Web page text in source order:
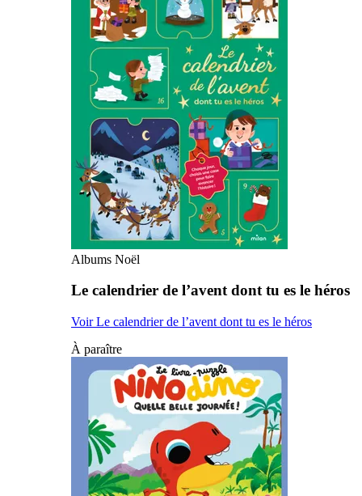
Albums Noël
Le calendrier de l’avent dont tu es le héros
Voir Le calendrier de l’avent dont tu es le héros
À paraître